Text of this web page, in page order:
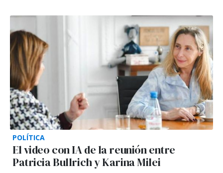
POLÍTICA
El video con IA de la reunión entre
Patricia Bullrich y Karina Milei